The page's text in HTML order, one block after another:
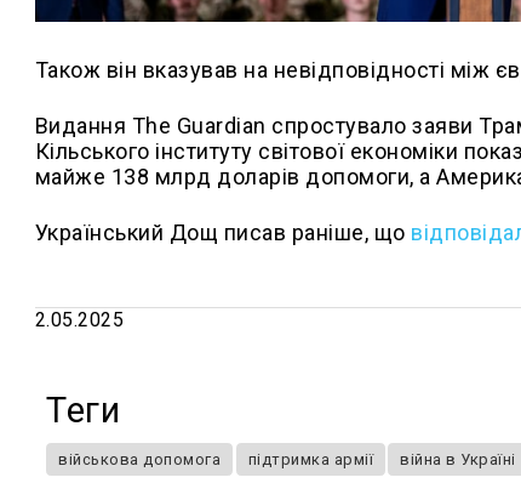
Також він вказував на невідповідності
Видання The Guardian спростувало заяви
Кільського інституту світової економіки
майже 138 млрд доларів допомоги, а
Український Дощ писав раніше, що
2.05.2025
Теги
військова допомога підтримка армії війна в Україні